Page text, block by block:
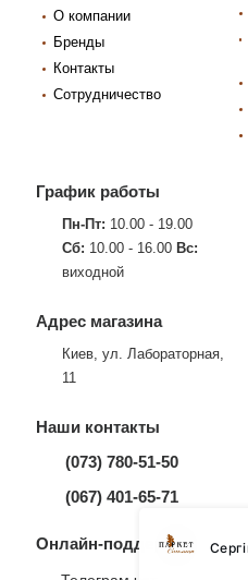
О компании
Бренды
Контакты
Сотрудничество
График работы
Пн-Пт: 10.00 - 19.00
Сб: 10.00 - 16.00 Вс:
виходной
Адрес магазина
Киев, ул. Лабораторная,
11
Наши контакты
(073) 780-51-50
(067) 401-65-71
Онлайн-поддержка